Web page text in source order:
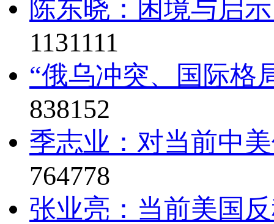
陈东晓：困境与启
1131111
“俄乌冲突、国际格
838152
季志业：对当前中
764778
张业亮：当前美国